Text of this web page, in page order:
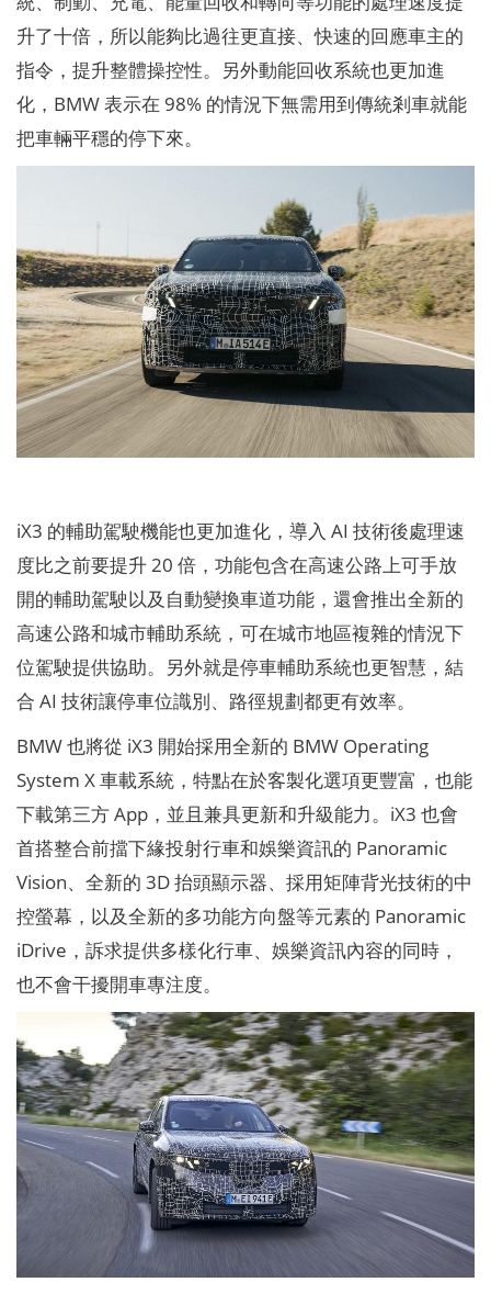
升了十倍，所以能夠比過往更直接、快速的回應車主的
指令，提升整體操控性。另外動能回收系統也更加進
化，BMW 表示在 98% 的情況下無需用到傳統剎車就能
把車輛平穩的停下來。
iX3 的輔助駕駛機能也更加進化，導入 AI 技術後處理速
度比之前要提升 20 倍，功能包含在高速公路上可手放
開的輔助駕駛以及自動變換車道功能，還會推出全新的
高速公路和城市輔助系統，可在城市地區複雜的情況下
位駕駛提供協助。另外就是停車輔助系統也更智慧，結
合 AI 技術讓停車位識別、路徑規劃都更有效率。
BMW 也將從 iX3 開始採用全新的 BMW Operating
System X 車載系統，特點在於客製化選項更豐富，也能
下載第三方 App，並且兼具更新和升級能力。iX3 也會
首搭整合前擋下緣投射行車和娛樂資訊的 Panoramic
Vision、全新的 3D 抬頭顯示器、採用矩陣背光技術的中
控螢幕，以及全新的多功能方向盤等元素的 Panoramic
iDrive，訴求提供多樣化行車、娛樂資訊內容的同時，
也不會干擾開車專注度。